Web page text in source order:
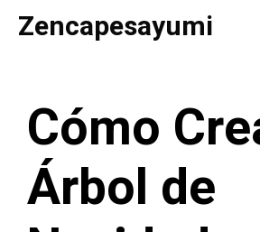
SaltarZencapesayumi
Cómo
Árbol de